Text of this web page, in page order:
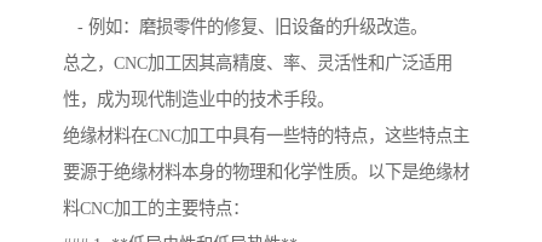
- 例如：磨损零件的修复、旧设备的升级改造。
总之，CNC加工因其高精度、率、灵活性和广泛适用
性，成为现代制造业中的技术手段。
绝缘材料在CNC加工中具有一些特的特点，这些特点主
要源于绝缘材料本身的物理和化学性质。以下是绝缘材
料CNC加工的主要特点：